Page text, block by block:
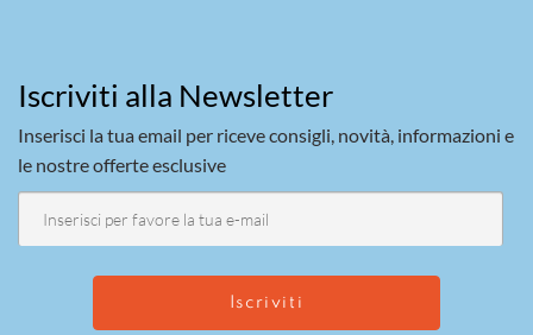
Iscriviti alla Newsletter
Inserisci la tua email per riceve consigli, novità, informazioni e
le nostre offerte esclusive